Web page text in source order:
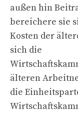
außen hin
bereichere sie
Kosten der
sich die
älteren
die